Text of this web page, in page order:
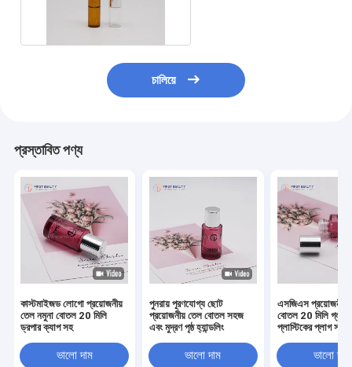
চালিয়ে
প্রস্তাবিত পণ্য
কাস্টমাইজড লোগো প্রয়োজনীয়
তেল নমুনা বোতল 20 মিলি
ড্রপার ক্যাপ সহ
ভালো দাম
পুনরায় পূরণযোগ্য ছোট
প্রয়োজনীয় তেল বোতল সহজ
এবং মুদ্রণ পৃষ্ঠ হ্যান্ডলিং
ভালো দাম
এসজিএস প্রয়োজনীয়
বোতল 20 মিলি গ্লাস
প্লাস্টিকের প্লাগ সহ
ভালো দাম